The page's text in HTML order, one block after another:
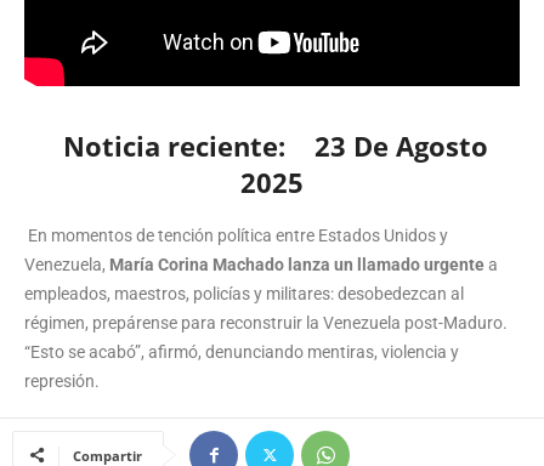
Noticia reciente: 23 De Agosto
2025
En momentos de tención política entre Estados Unidos y
Venezuela, María Corina Machado lanza un llamado urgentea
empleados, maestros, policías y militares: desobedezcan al
régimen, prepárense para reconstruir la Venezuela post-Maduro.
“Esto se acabó”, afirmó, denunciando mentiras, violencia y
represión.
Compartir